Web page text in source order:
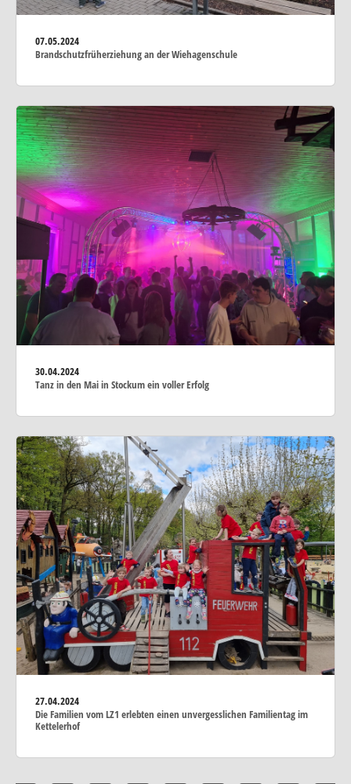
07.05.2024
Brandschutzfrüherziehung an der Wiehagenschule
30.04.2024
Tanz in den Mai in Stockum ein voller Erfolg
27.04.2024
Die Familien vom LZ1 erlebten einen unvergesslichen Familientag im
Kettelerhof